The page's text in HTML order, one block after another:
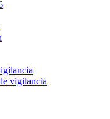
vigilancia